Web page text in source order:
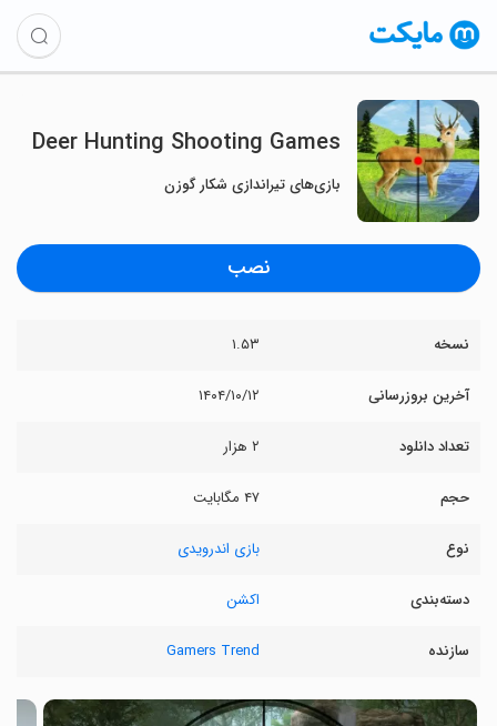
Deer Hunting Shooting Games
بازی‌های تیراندازی شکار گوزن
نصب
نسخه ۱.۵۳
آخرین بروزرسانی ۱۴۰۴/۱۰/۱۲
تعداد دانلود ۲ هزار
حجم ۴۷ مگابایت
نوع بازی اندرویدی
دسته‌بندی اکشن
سازنده Gamers Trend